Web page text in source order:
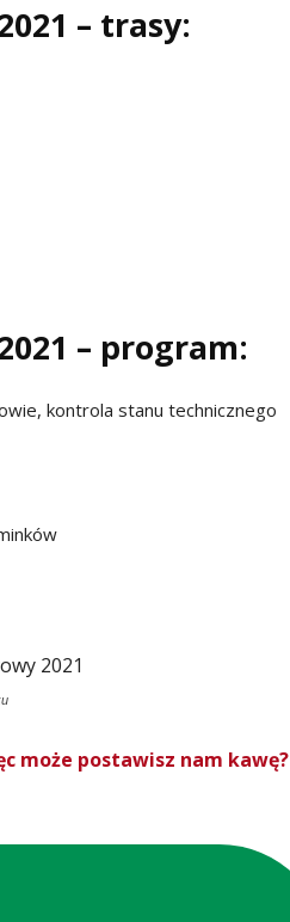
– trasy:
– program:
kontrola stanu technicznego
może postawisz nam kawę?